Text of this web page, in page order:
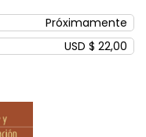
Próximamente
USD $ 22,00